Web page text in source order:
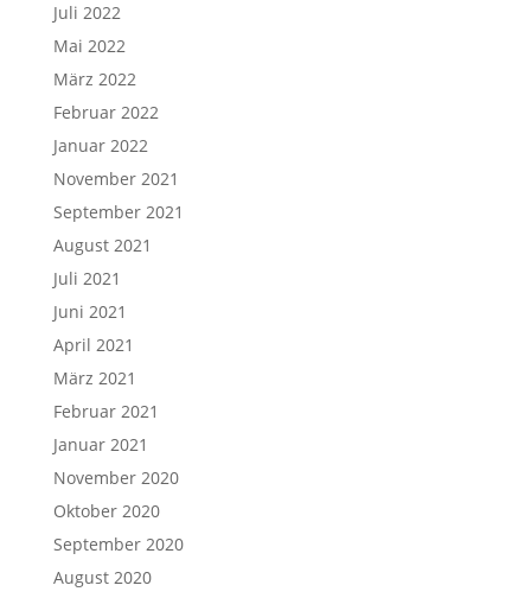
Juli 2022
Mai 2022
März 2022
Februar 2022
Januar 2022
November 2021
September 2021
August 2021
Juli 2021
Juni 2021
April 2021
März 2021
Februar 2021
Januar 2021
November 2020
Oktober 2020
September 2020
August 2020